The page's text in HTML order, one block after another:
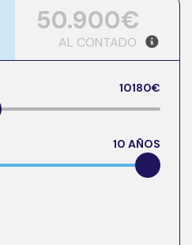
50.900€
AL CONTADO
10180€
10 AÑOS